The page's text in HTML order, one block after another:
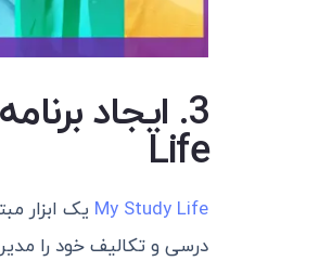
Life
My Study Life یک ابزار
درسی و تکالیف خود را